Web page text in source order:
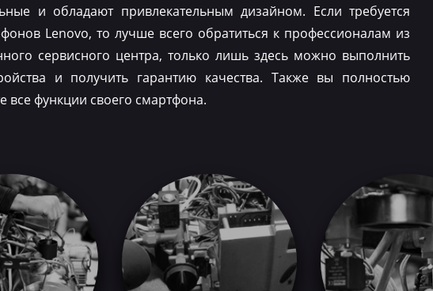
и обладают привлекательным дизайном. Если требуется
Lenovo, то лучше всего обратиться к профессионалам из
сервисного центра, только лишь здесь можно выполнить
и получить гарантию качества. Также вы полностью
все функции своего смартфона.